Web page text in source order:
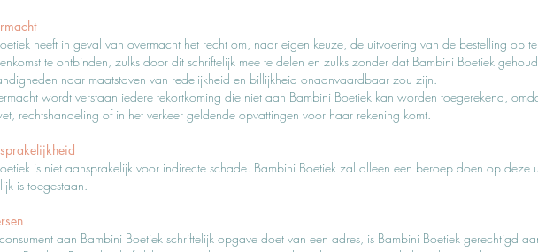
heeft in geval van overmacht het recht om, naar eigen keuze, de uitvoering van de bestelling op
te ontbinden, zulks door dit schriftelijk mee te delen en zulks zonder dat Bambini Boetiek
naar maatstaven van redelijkheid en billijkheid onaanvaardbaar zou zijn.
wordt verstaan iedere tekortkoming die niet aan Bambini Boetiek kan worden toegerekend,
rechtshandeling of in het verkeer geldende opvattingen voor haar rekening komt.
is niet aansprakelijk voor indirecte schade. Bambini Boetiek zal alleen een beroep doen op deze
is toegestaan.
aan Bambini Boetiek schriftelijk opgave doet van een adres, is Bambini Boetiek gerechtigd